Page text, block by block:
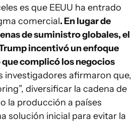
es que EEUU ha entrado
comercial. En lugar de
de suministro globales, el
incentivó un enfoque
complicó los negocios
investigadores afirmaron que,
diversificar la cadena de
la producción a países
solución inicial para evitar la